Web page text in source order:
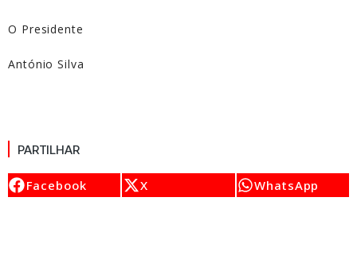
O Presidente
António Silva
PARTILHAR
Facebook X WhatsApp